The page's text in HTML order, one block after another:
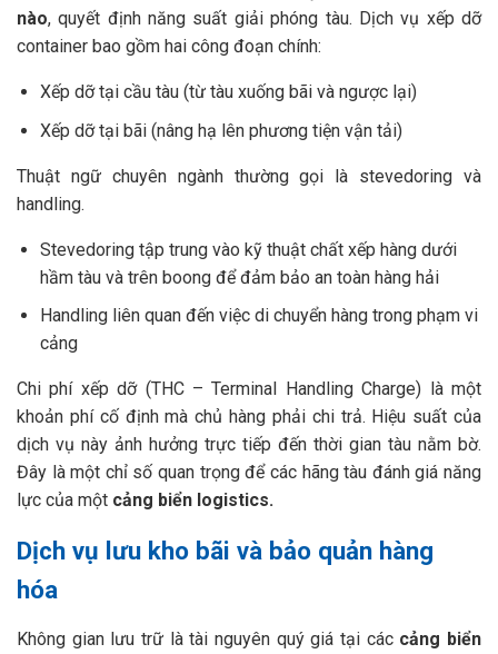
nào, quyết định năng suất giải phóng tàu. Dịch vụ xếp dỡ
container bao gồm hai công đoạn chính:
Xếp dỡ tại cầu tàu (từ tàu xuống bãi và ngược lại)
Xếp dỡ tại bãi (nâng hạ lên phương tiện vận tải)
Thuật ngữ chuyên ngành thường gọi là stevedoring và
handling.
Stevedoring tập trung vào kỹ thuật chất xếp hàng dưới
hầm tàu và trên boong để đảm bảo an toàn hàng hải
Handling liên quan đến việc di chuyển hàng trong phạm vi
cảng
Chi phí xếp dỡ (THC – Terminal Handling Charge) là một
khoản phí cố định mà chủ hàng phải chi trả. Hiệu suất của
dịch vụ này ảnh hưởng trực tiếp đến thời gian tàu nằm bờ.
Đây là một chỉ số quan trọng để các hãng tàu đánh giá năng
lực của một cảng biển logistics.
Dịch vụ lưu kho bãi và bảo quản hàng
hóa
Không gian lưu trữ là tài nguyên quý giá tại các cảng biển